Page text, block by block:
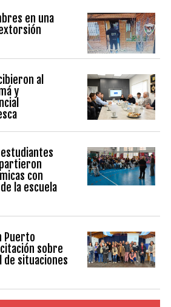
en una
al
y
con
la escuela
Puerto
sobre
situaciones